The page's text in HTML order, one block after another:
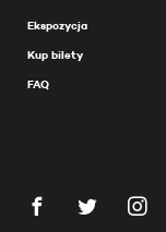
Ekspozycja
Kup bilety
FAQ